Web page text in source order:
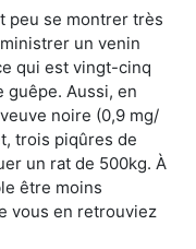
peu se montrer très
un venin
qui est vingt-cinq
guêpe. Aussi, en
noire (0,9 mg/
trois piqûres de
un rat de 500kg. À
être moins
vous en retrouviez